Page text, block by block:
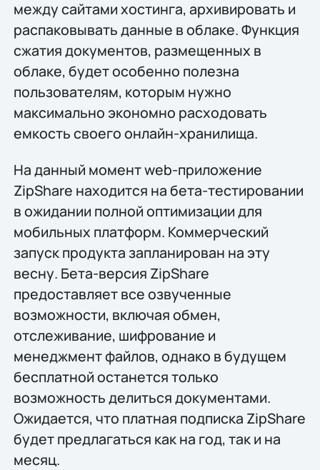
между сайтами хостинга, архивировать и
распаковывать данные в облаке. Функция
сжатия документов, размещенных в
облаке, будет особенно полезна
пользователям, которым нужно
максимально экономно расходовать
емкость своего онлайн-хранилища.
На данный момент web-приложение
ZipShare находится на бета-тестировании
в ожидании полной оптимизации для
мобильных платформ. Коммерческий
запуск продукта запланирован на эту
весну. Бета-версия ZipShare
предоставляет все озвученные
возможности, включая обмен,
отслеживание, шифрование и
менеджмент файлов, однако в будущем
бесплатной останется только
возможность делиться документами.
Ожидается, что платная подписка ZipShare
будет предлагаться как на год, так и на
месяц.